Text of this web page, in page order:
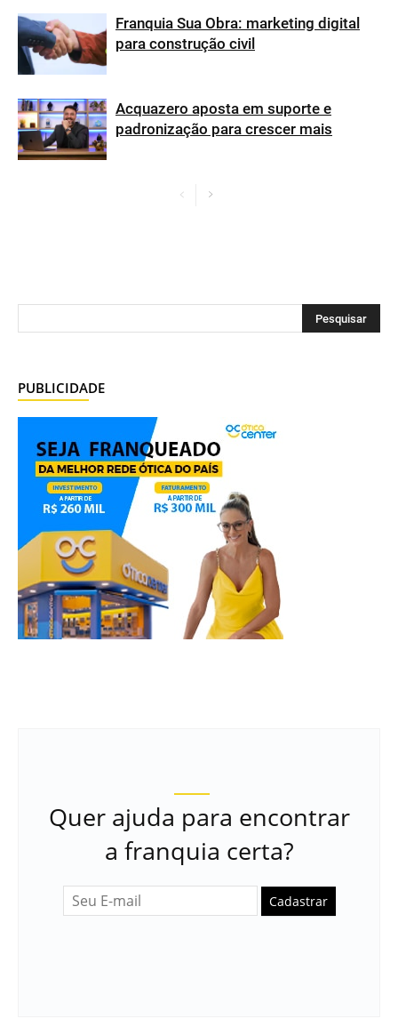
Franquia Sua Obra: marketing digital
para construção civil
Acquazero aposta em suporte e
padronização para crescer mais
PUBLICIDADE
Quer ajuda para encontrar
a franquia certa?
Cadastrar